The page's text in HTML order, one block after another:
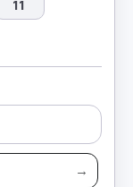
11
→